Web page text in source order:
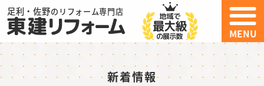
足利・佐野のリフォーム専門店
MENU
新着情報